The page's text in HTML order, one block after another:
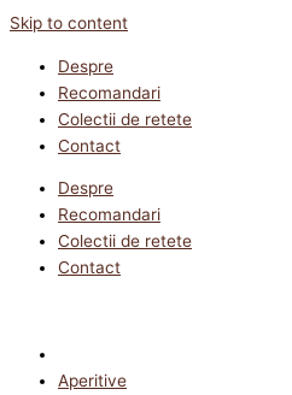
Skip to content
Despre
Recomandari
Colectii de retete
Contact
Despre
Recomandari
Colectii de retete
Contact
Aperitive